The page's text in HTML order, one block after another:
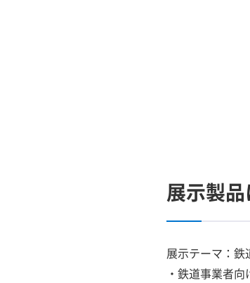
展示製
展示テーマ：
・鉄道事業者